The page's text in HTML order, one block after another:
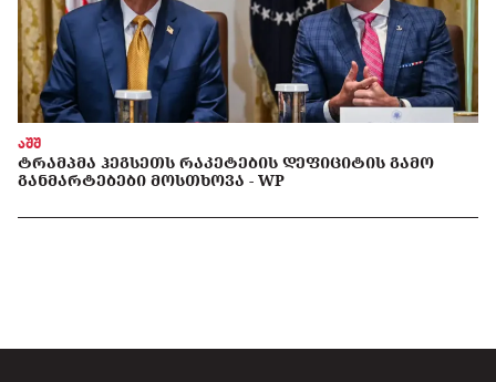
აშშ
ᲢᲠᲐᲛᲞᲛᲐ ᲰᲔᲒᲡᲔᲗᲡ ᲠᲐᲙᲔᲢᲔᲑᲘᲡ ᲓᲔᲤᲘᲪᲘᲢᲘᲡ ᲒᲐᲛᲝ
ᲒᲐᲜᲛᲐᲠᲢᲔᲑᲔᲑᲘ ᲛᲝᲡᲗᲮᲝᲕᲐ - WP